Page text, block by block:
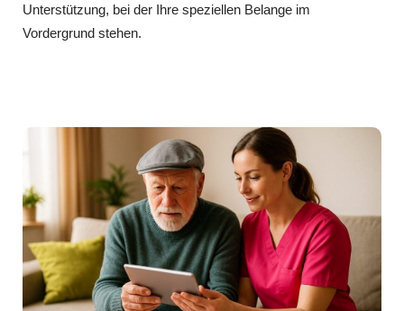
Unterstützung, bei der Ihre speziellen Belange im
Vordergrund stehen.